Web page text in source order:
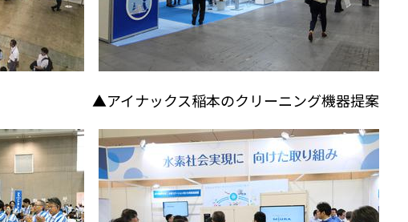
ナックス稲本のクリーニング機器提案